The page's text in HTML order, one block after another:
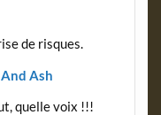
de risques.
Ash
quelle voix !!!